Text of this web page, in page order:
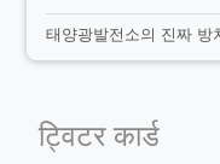
태양광발전소의 진짜 방
ट्विटर कार्ड